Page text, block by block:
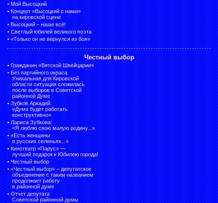
• Мой Высоцкий
• Концерт «Высоцкий с нами»
на кировской сцене
• Высоцкий – наше всё!
• Светлый юбилей великого поэта
• «Только он не вернулся из боя»
Честный выбор
• Гражданин «Вятской Швейцарии»
• Без партийного окраса.
Уникальная для Кировской
области ситуация сложилась
после выборов в Советской
районной Думе
• Зубков Аркадий:
«Дума будет работать
конструктивно»
• Лариса Зубкова:
«Я люблю свою малую родину...»
• «Есть женщины
в русских селеньях...»
• Кинотеатр «Парус» —
лучший подарок к Юбилею города!
• Честный выбор
• «Честный выбор» – депутатское
объединение с таким названием
продолжает работу
в районной думе
• Отчет депутата
Советской районной думы